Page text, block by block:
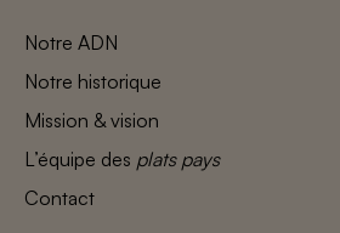
Notre ADN
Notre historique
Mission & vision
L’équipe des plats pays
Contact